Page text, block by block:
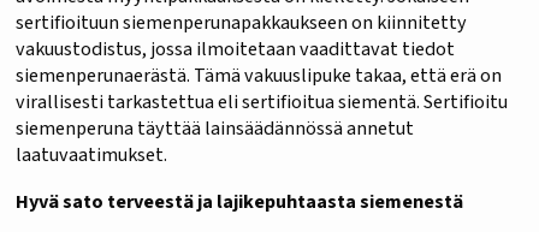
sertifioituun siemenperunapakkaukseen on kiinnitetty
vakuustodistus, jossa ilmoitetaan vaadittavat tiedot
siemenperunaerästä. Tämä vakuuslipuke takaa, että erä on
virallisesti tarkastettua eli sertifioitua siementä. Sertifioitu
siemenperuna täyttää lainsäädännössä annetut
laatuvaatimukset.
Hyvä sato terveestä ja lajikepuhtaasta siemenestä